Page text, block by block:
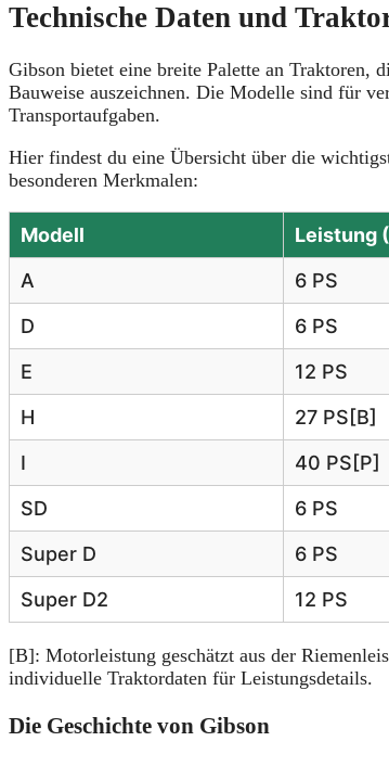
Technische Daten und
Gibson bietet eine breite Palette an Traktoren,
Bauweise auszeichnen. Die Modelle sind für
Transportaufgaben.
Hier findest du eine Übersicht über die
besonderen Merkmalen:
Modell Leistung
A
6 PS
D
6 PS
E
12 PS
H
27 PS[B]
I
40 PS[P]
SD
6 PS
Super D
6 PS
Super D2
12 PS
[B]: Motorleistung geschätzt aus der
individuelle Traktordaten für Leistungsdetails.
Die Geschichte von Gibson